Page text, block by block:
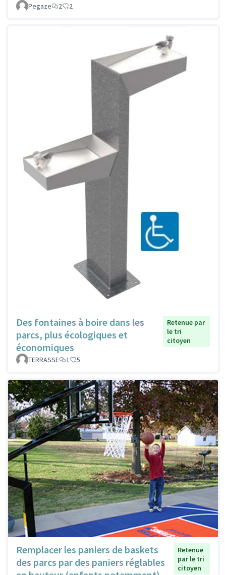
Pegaze 2 2
Des fontaines à boire dans les
parcs, plus écologiques et
économiques
Retenue par
le tri
citoyen
TERRASSE 1 5
Remplacer les paniers de baskets
des parcs par des paniers réglables
Retenue
par le tri
citoyen